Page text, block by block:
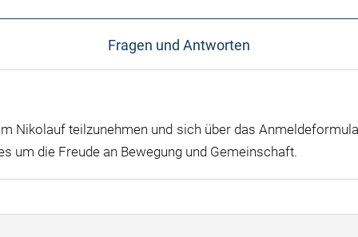
Fragen und Antworten
Nikolauf teilzunehmen und sich über das
um die Freude an Bewegung und Gemeinschaft.